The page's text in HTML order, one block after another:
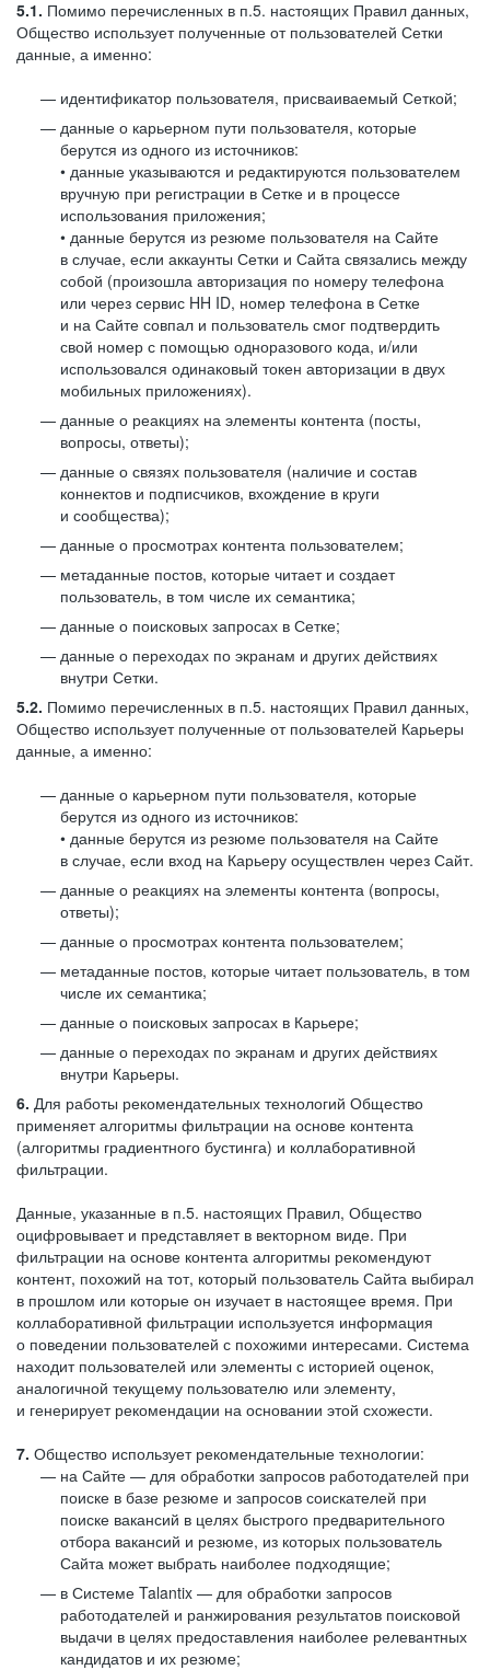
5.1. Помимо перечисленных в п.5. настоящих Правил данных,
Общество использует полученные от пользователей Сетки
данные, а именно:
идентификатор пользователя, присваиваемый Сеткой;
данные о карьерном пути пользователя, которые
берутся из одного из источников:
• данные указываются и редактируются пользователем
вручную при регистрации в Сетке и в процессе
использования приложения;
• данные берутся из резюме пользователя на Сайте
в случае, если аккаунты Сетки и Сайта связались между
собой (произошла авторизация по номеру телефона
или через сервис HH ID, номер телефона в Сетке
и на Сайте совпал и пользователь смог подтвердить
свой номер с помощью одноразового кода, и/или
использовался одинаковый токен авторизации в двух
мобильных приложениях).
данные о реакциях на элементы контента (посты,
вопросы, ответы);
данные о связях пользователя (наличие и состав
коннектов и подписчиков, вхождение в круги
и сообщества);
данные о просмотрах контента пользователем;
метаданные постов, которые читает и создает
пользователь, в том числе их семантика;
данные о поисковых запросах в Сетке;
данные о переходах по экранам и других действиях
внутри Сетки.
5.2. Помимо перечисленных в п.5. настоящих Правил данных,
Общество использует полученные от пользователей Карьеры
данные, а именно:
данные о карьерном пути пользователя, которые
берутся из одного из источников:
• данные берутся из резюме пользователя на Сайте
в случае, если вход на Карьеру осуществлен через Сайт.
данные о реакциях на элементы контента (вопросы,
ответы);
данные о просмотрах контента пользователем;
метаданные постов, которые читает пользователь, в том
числе их семантика;
данные о поисковых запросах в Карьере;
данные о переходах по экранам и других действиях
внутри Карьеры.
6. Для работы рекомендательных технологий Общество
применяет алгоритмы фильтрации на основе контента
(алгоритмы градиентного бустинга) и коллаборативной
фильтрации.
Данные, указанные в п.5. настоящих Правил, Общество
оцифровывает и представляет в векторном виде. При
фильтрации на основе контента алгоритмы рекомендуют
контент, похожий на тот, который пользователь Сайта выбирал
в прошлом или которые он изучает в настоящее время. При
коллаборативной фильтрации используется информация
о поведении пользователей с похожими интересами. Система
находит пользователей или элементы с историей оценок,
аналогичной текущему пользователю или элементу,
и генерирует рекомендации на основании этой схожести.
7. Общество использует рекомендательные технологии:
на Сайте — для обработки запросов работодателей при
поиске в базе резюме и запросов соискателей при
поиске вакансий в целях быстрого предварительного
отбора вакансий и резюме, из которых пользователь
Сайта может выбрать наиболее подходящие;
в Системе Talantix — для обработки запросов
работодателей и ранжирования результатов поисковой
выдачи в целях предоставления наиболее релевантных
кандидатов и их резюме;